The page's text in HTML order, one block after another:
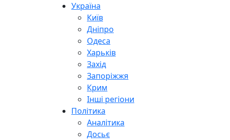
Україна
Київ
Дніпро
Одеса
Харьків
Захід
Запоріжжя
Крим
Інші регіони
Політика
Аналітика
Досьє